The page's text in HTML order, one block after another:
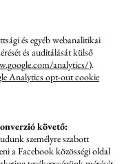
és egyéb webanalitikai
és auditálását külső
analytics/).
Analytics opt-out cookie
követő:
személyre szabott
a Facebook közösségi oldal